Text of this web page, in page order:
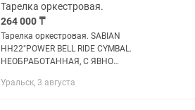
Тарелка оркестровая.
264 000 ₸
Тарелка оркестровая. SABIAN
HH22"POWER BELL RIDE CYMBAL.
НЕОБРАБОТАННАЯ, С ЯВНО
ЗВОНОМ, НЕ ЗАВОДИТЬСЯ. вес 4122g.
Уральск, 3 августа